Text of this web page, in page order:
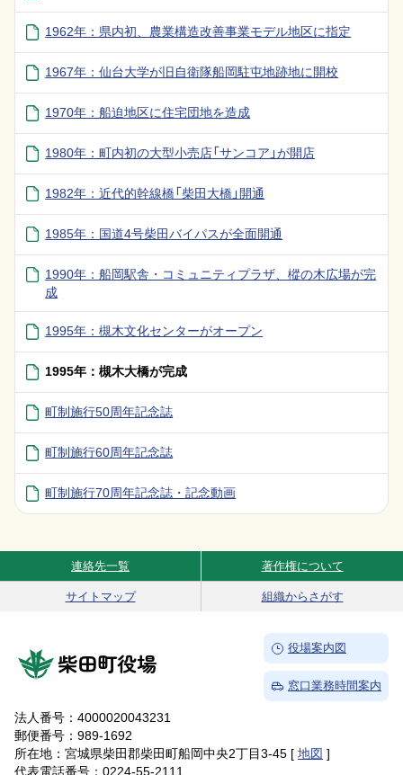
1962年：県内初、農業構造改善事業モデル地区に指定
1967年：仙台大学が旧自衛隊船岡駐屯地跡地に開校
1970年：船迫地区に住宅団地を造成
1980年：町内初の大型小売店「サンコア」が開店
1982年：近代的幹線橋「柴田大橋」開通
1985年：国道4号柴田バイパスが全面開通
1990年：船岡駅舎・コミュニティプラザ、樅の木広場が完
成
1995年：槻木文化センターがオープン
1995年：槻木大橋が完成
町制施行50周年記念誌
町制施行60周年記念誌
町制施行70周年記念誌・記念動画
Site Navigation
連絡先一覧 著作権について
サイトマップ 組織からさがす
柴田町役場
→
役場案内図
→
窓口業務時間案内
法人番号：4000020043231
郵便番号：989-1692
所在地：宮城県柴田郡柴田町船岡中央2丁目3-45 [ 地図 ]
代表電話番号：0224-55-2111